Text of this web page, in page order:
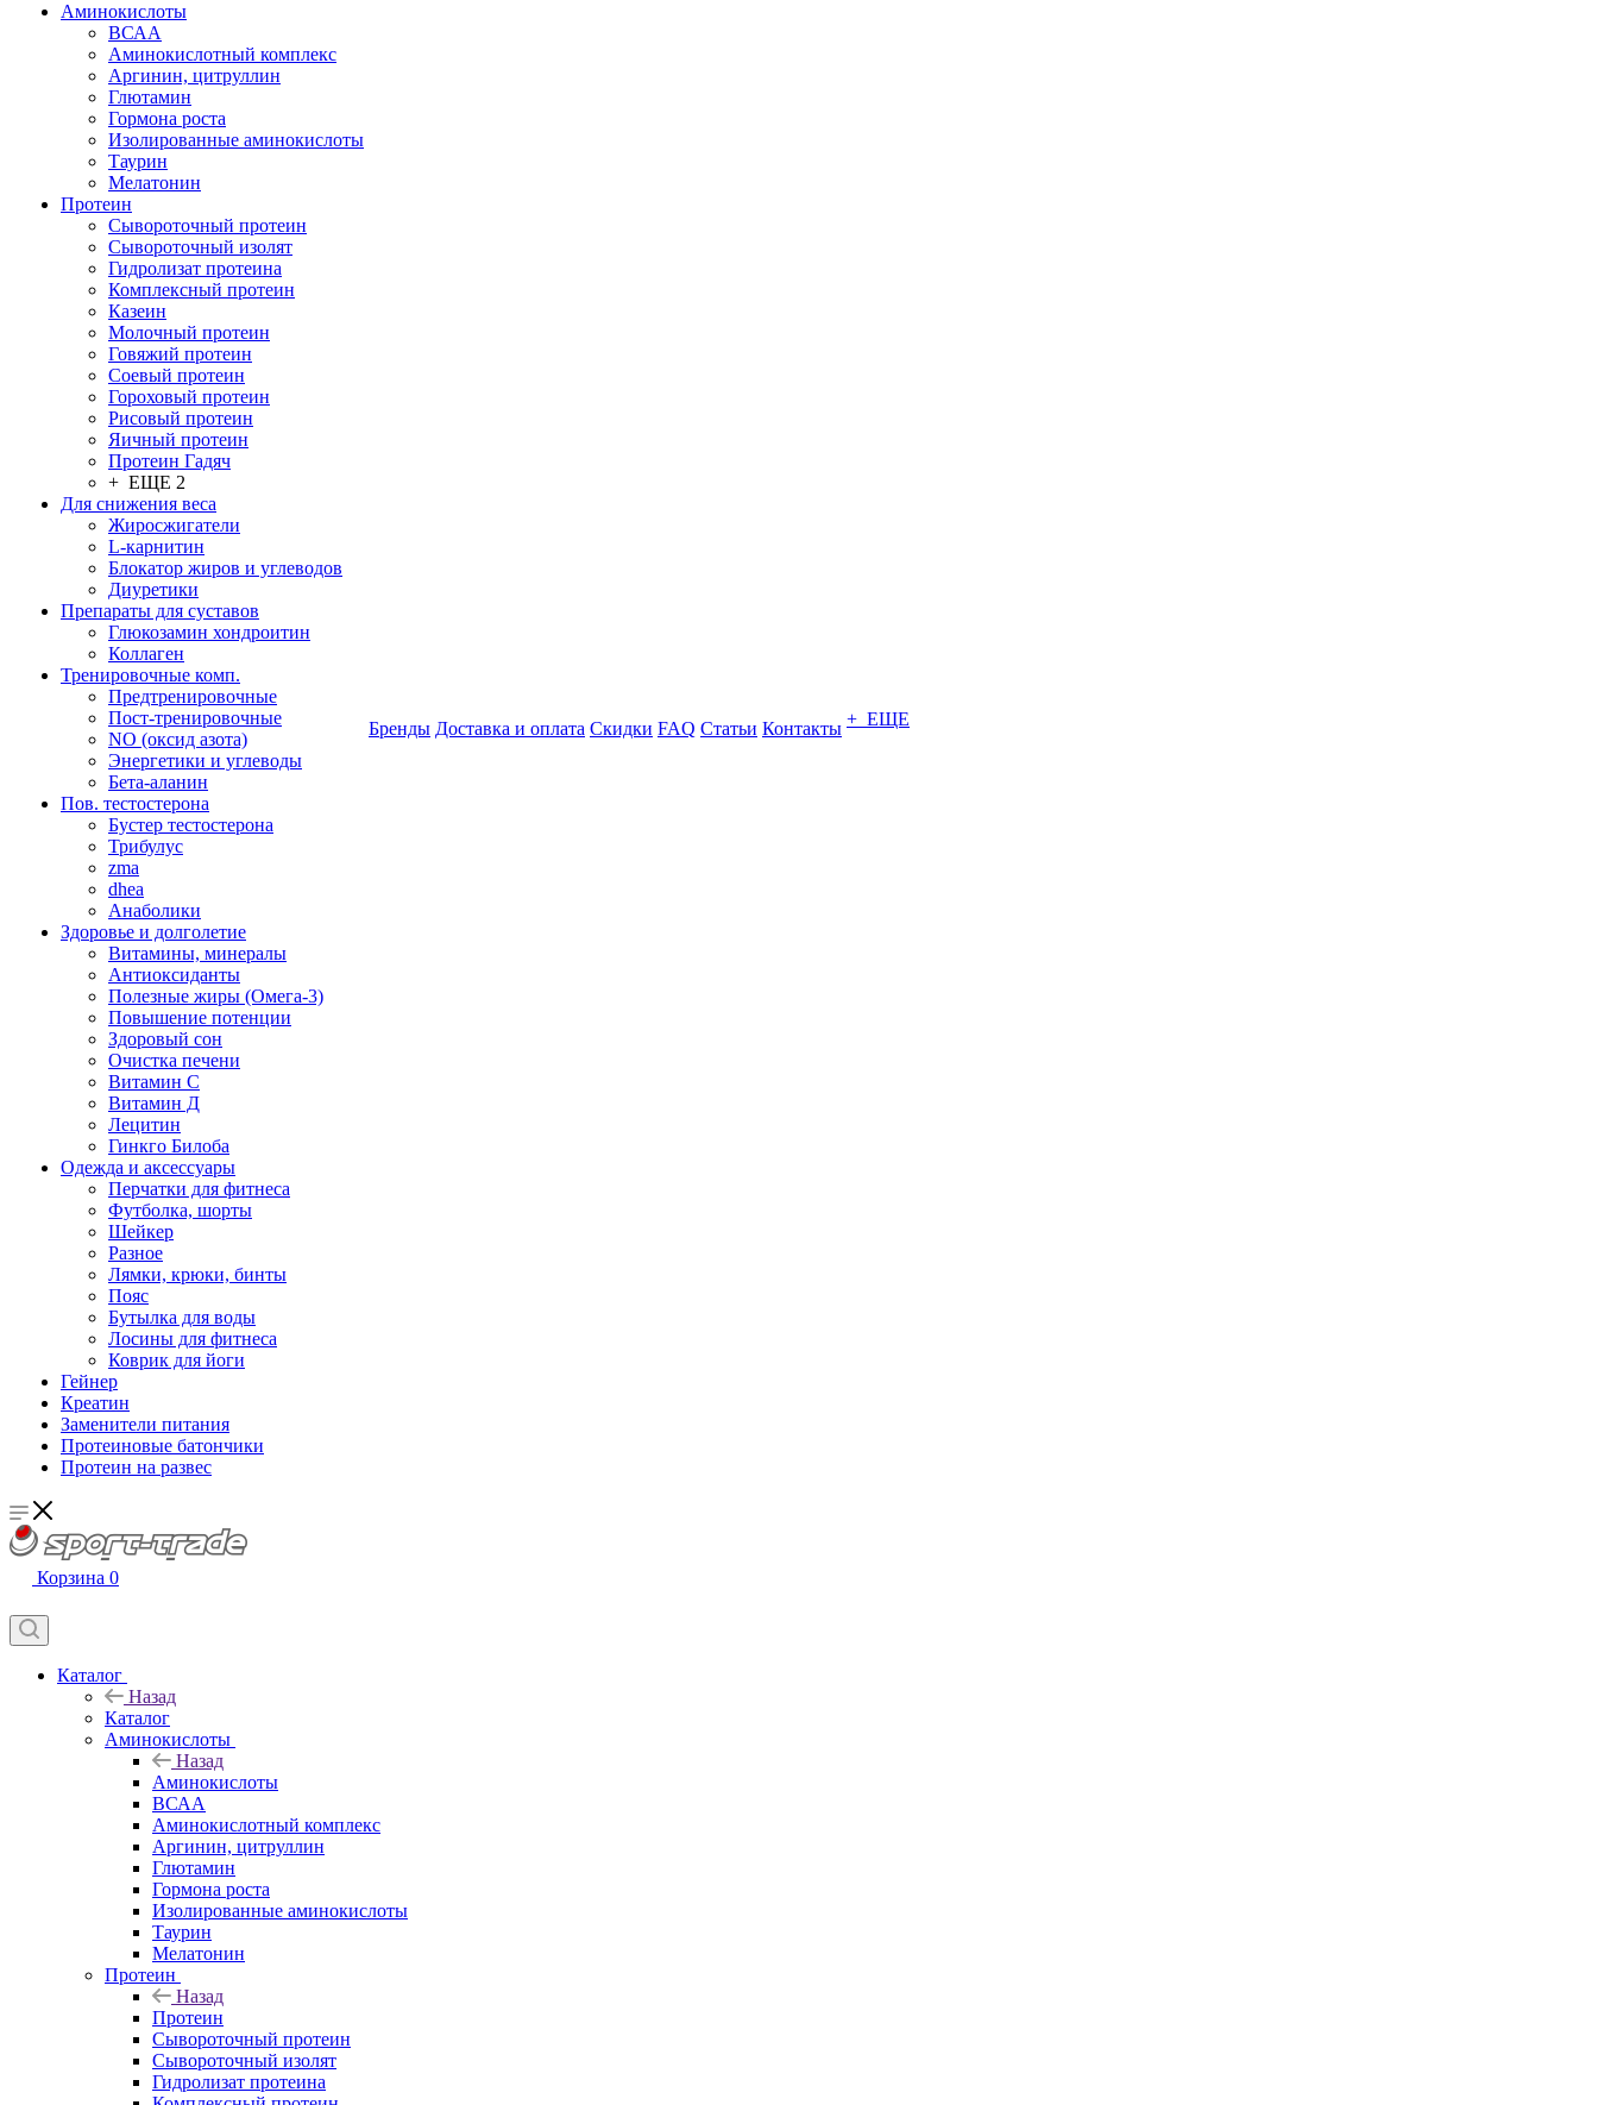
Аминокислоты
ВСАА
Аминокислотный комплекс
Аргинин, цитруллин
Глютамин
Гормона роста
Изолированные аминокислоты
Таурин
Мелатонин
Протеин
Сывороточный протеин
Сывороточный изолят
Гидролизат протеина
Комплексный протеин
Казеин
Молочный протеин
Говяжий протеин
Соевый протеин
Гороховый протеин
Рисовый протеин
Яичный протеин
Протеин Гадяч
+ ЕЩЕ 2
Для снижения веса
Жиросжигатели
L-карнитин
Блокатор жиров и углеводов
Диуретики
Препараты для суставов
Глюкозамин хондроитин
Коллаген
Тренировочные комп.
Предтренировочные
Пост-тренировочные
NO (оксид азота)
Энергетики и углеводы
Бета-аланин
Пов. тестостерона
Бустер тестостерона
Трибулус
zma
dhea
Анаболики
Здоровье и долголетие
Витамины, минералы
Антиоксиданты
Полезные жиры (Омега-3)
Повышение потенции
Здоровый сон
Очистка печени
Витамин С
Витамин Д
Лецитин
Гинкго Билоба
Одежда и аксессуары
Перчатки для фитнеса
Футболка, шорты
Шейкер
Разное
Лямки, крюки, бинты
Пояс
Бутылка для воды
Лосины для фитнеса
Коврик для йоги
Гейнер
Креатин
Заменители питания
Протеиновые батончики
Протеин на развес
Бренды Доставка и оплата Скидки FAQ Статьи Контакты + ЕЩЕ
Корзина 0
Каталог
Назад
Каталог
Аминокислоты
Назад
Аминокислоты
ВСАА
Аминокислотный комплекс
Аргинин, цитруллин
Глютамин
Гормона роста
Изолированные аминокислоты
Таурин
Мелатонин
Протеин
Назад
Протеин
Сывороточный протеин
Сывороточный изолят
Гидролизат протеина